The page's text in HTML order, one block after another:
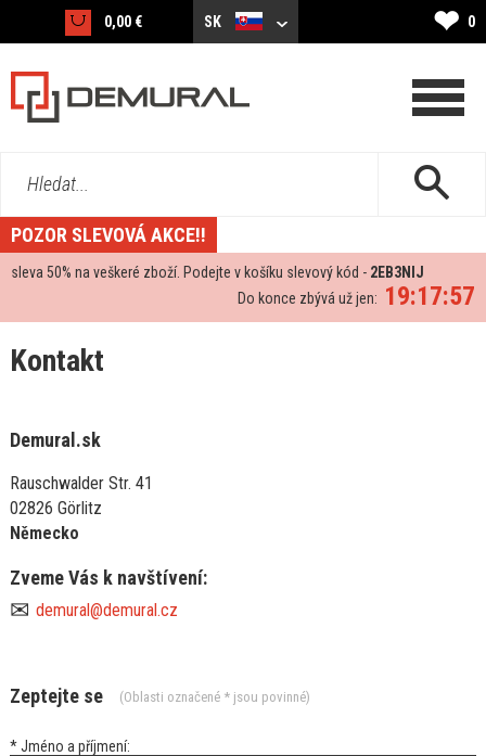
0,00 € SK ❤ 0
Hledat...
POZOR SLEVOVÁ AKCE!!
sleva 50% na veškeré zboží. Podejte v košíku slevový kód - 2EB3NIJ
19:17:57
Do konce zbývá už jen:
Kontakt
Demural.sk
Rauschwalder Str. 41
02826 Görlitz
Německo
Zveme Vás k navštívení:
✉ demural@demural.cz
Zeptejte se (Oblasti označené * jsou povinné)
* Jméno a příjmení: